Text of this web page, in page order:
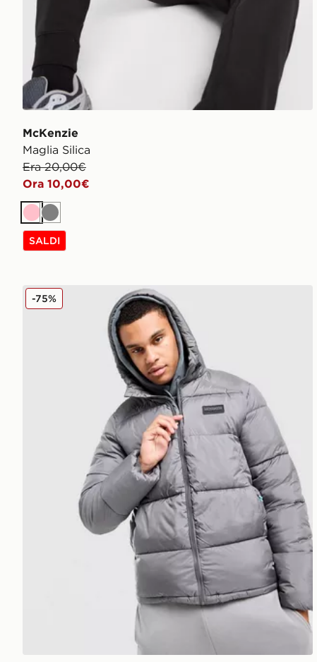
McKenzie
Maglia Silica
Era 20,00€
Ora 10,00€
RosaGrigio
SALDI
McKenzie Piumino Terrain Bubble
-75%